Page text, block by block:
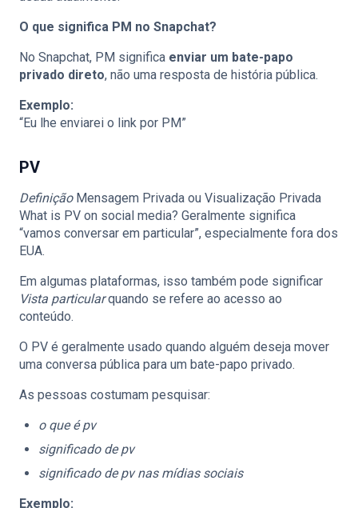
O que significa PM no Snapchat?
No Snapchat, PM significa enviar um bate-papo
privado direto, não uma resposta de história pública.
Exemplo:
“Eu lhe enviarei o link por PM”
PV
DefiniçãoMensagem Privada ou Visualização Privada
What is PV on social media? Geralmente significa
“vamos conversar em particular”, especialmente fora dos
EUA.
Em algumas plataformas, isso também pode significar
Vista particularquando se refere ao acesso ao
conteúdo.
O PV é geralmente usado quando alguém deseja mover
uma conversa pública para um bate-papo privado.
As pessoas costumam pesquisar:
o que é pv
significado de pv
significado de pv nas mídias sociais
Exemplo: